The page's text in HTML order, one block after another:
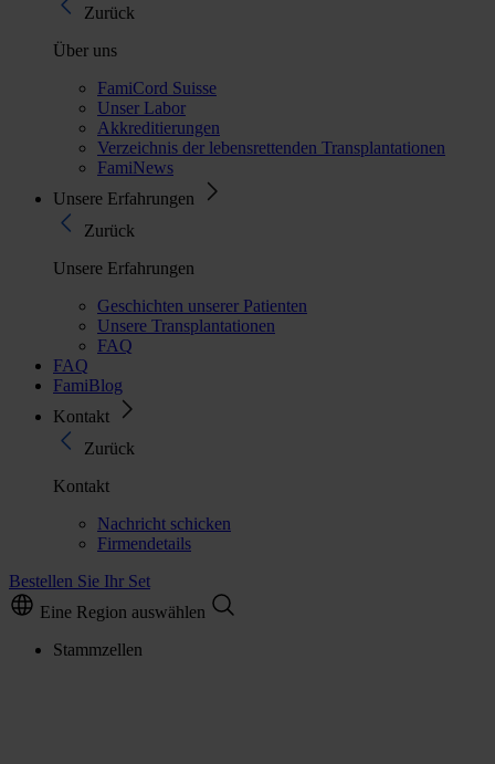
Zurück
Über uns
FamiCord Suisse
Unser Labor
Akkreditierungen
Verzeichnis der lebensrettenden Transplantationen
FamiNews
Unsere Erfahrungen
Zurück
Unsere Erfahrungen
Geschichten unserer Patienten
Unsere Transplantationen
FAQ
FAQ
FamiBlog
Kontakt
Zurück
Kontakt
Nachricht schicken
Firmendetails
Bestellen Sie Ihr Set
Eine Region auswählen
Stammzellen